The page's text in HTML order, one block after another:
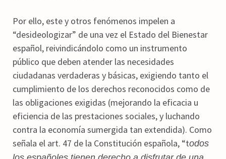
Por ello, este y otros fenómenos impelen a
“desideologizar” de una vez el Estado del Bienestar
español, reivindicándolo como un instrumento
público que deben atender las necesidades
ciudadanas verdaderas y básicas, exigiendo tanto el
cumplimiento de los derechos reconocidos como de
las obligaciones exigidas (mejorando la eficacia u
eficiencia de las prestaciones sociales, y luchando
contra la economía sumergida tan extendida). Como
señala el art. 47 de la Constitución española, “todos